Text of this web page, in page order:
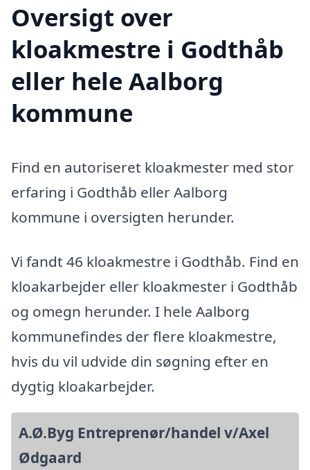
Oversigt over
kloakmestre i Godthåb
eller hele Aalborg
kommune
Find en autoriseret kloakmester med stor
erfaring i Godthåb eller Aalborg
kommune i oversigten herunder.
Vi fandt 46 kloakmestre i Godthåb. Find en
kloakarbejder eller kloakmester i Godthåb
og omegn herunder. I hele Aalborg
kommunefindes der flere kloakmestre,
hvis du vil udvide din søgning efter en
dygtig kloakarbejder.
A.Ø.Byg Entreprenør/handel v/Axel
Ødgaard